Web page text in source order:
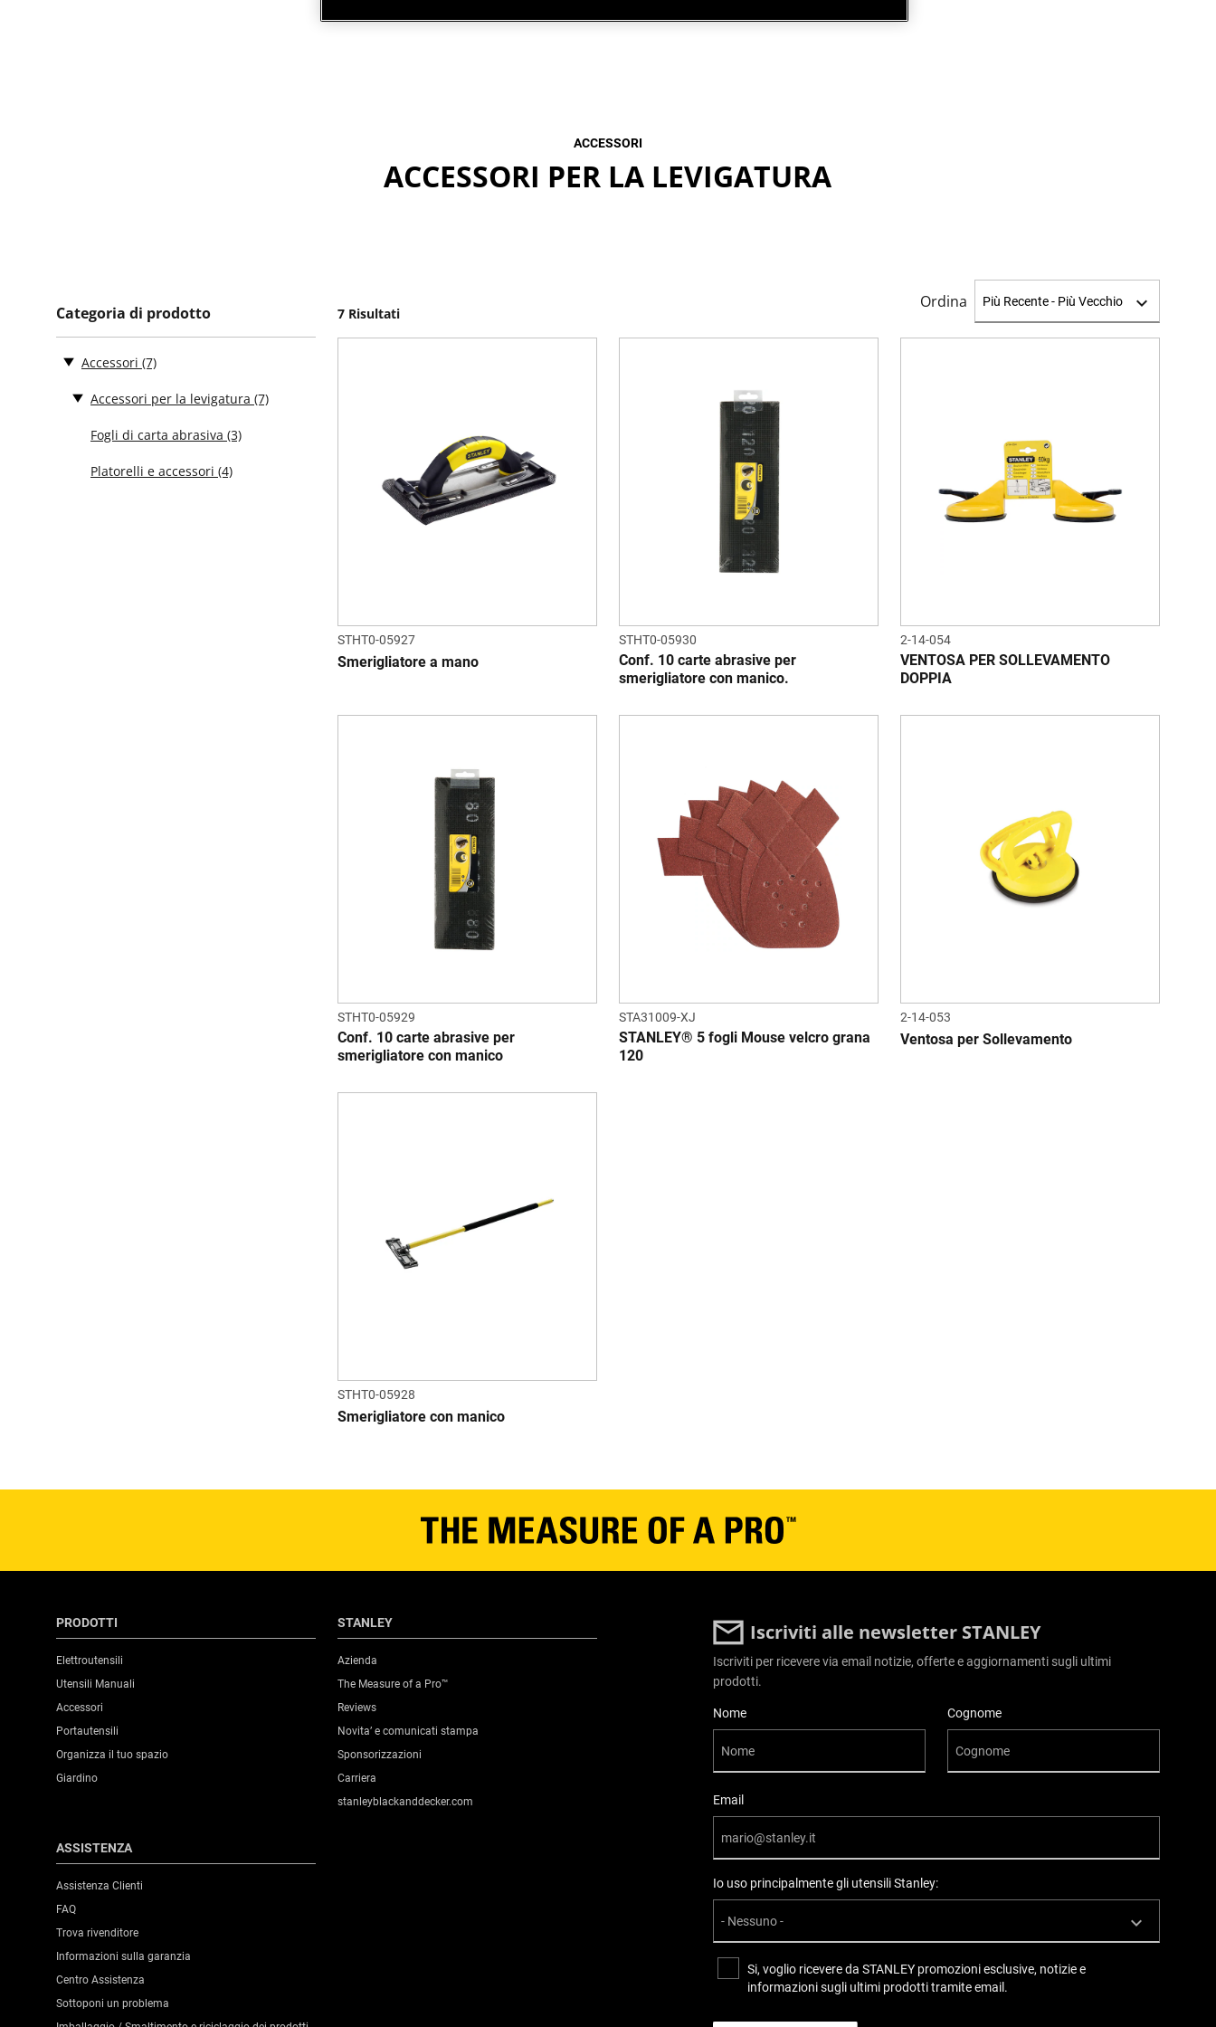
ACCESSORI
ACCESSORI PER LA LEVIGATURA
Categoria di prodotto
Accessori (7)
Accessori per la levigatura (7)
Fogli di carta abrasiva (3)
Platorelli e accessori (4)
7 Risultati
Ordina
STHT0-05927
Smerigliatore a mano
STHT0-05930
Conf. 10 carte abrasive per
smerigliatore con manico.
2-14-054
VENTOSA PER SOLLEVAMENTO
DOPPIA
STHT0-05929
Conf. 10 carte abrasive per
smerigliatore con manico
STA31009-XJ
STANLEY® 5 fogli Mouse velcro grana
120
2-14-053
Ventosa per Sollevamento
STHT0-05928
Smerigliatore con manico
PRODOTTI
Elettroutensili
Utensili Manuali
Accessori
Portautensili
Organizza il tuo spazio
Giardino
STANLEY
Azienda
The Measure of a Pro™
Reviews
Novita’ e comunicati stampa
Sponsorizzazioni
Carriera
stanleyblackanddecker.com
ASSISTENZA
Assistenza Clienti
FAQ
Trova rivenditore
Informazioni sulla garanzia
Centro Assistenza
Sottoponi un problema
Iscriviti alle newsletter STANLEY
Iscriviti per ricevere via email notizie, offerte e aggiornamenti sugli ultimi
prodotti.
User Details
Nome Cognome
Email
Io uso principalmente gli utensili Stanley:
Si, voglio ricevere da STANLEY promozioni esclusive, notizie e
informazioni sugli ultimi prodotti tramite email.